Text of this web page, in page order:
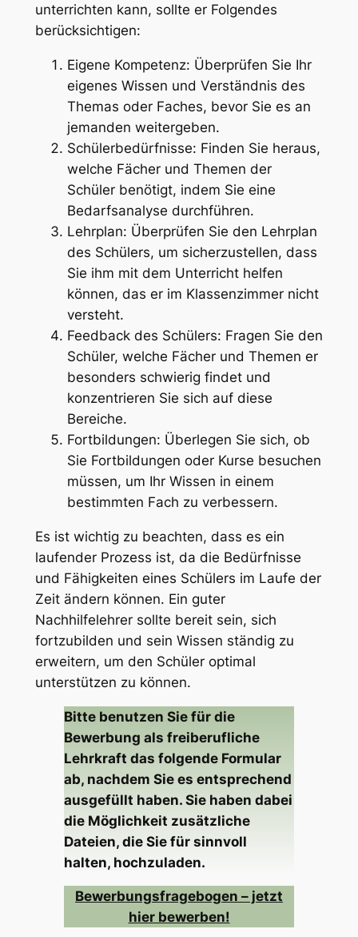
unterrichten kann, sollte er Folgendes
berücksichtigen:
Eigene Kompetenz: Überprüfen Sie Ihr
eigenes Wissen und Verständnis des
Themas oder Faches, bevor Sie es an
jemanden weitergeben.
Schülerbedürfnisse: Finden Sie heraus,
welche Fächer und Themen der
Schüler benötigt, indem Sie eine
Bedarfsanalyse durchführen.
Lehrplan: Überprüfen Sie den Lehrplan
des Schülers, um sicherzustellen, dass
Sie ihm mit dem Unterricht helfen
können, das er im Klassenzimmer nicht
versteht.
Feedback des Schülers: Fragen Sie den
Schüler, welche Fächer und Themen er
besonders schwierig findet und
konzentrieren Sie sich auf diese
Bereiche.
Fortbildungen: Überlegen Sie sich, ob
Sie Fortbildungen oder Kurse besuchen
müssen, um Ihr Wissen in einem
bestimmten Fach zu verbessern.
Es ist wichtig zu beachten, dass es ein
laufender Prozess ist, da die Bedürfnisse
und Fähigkeiten eines Schülers im Laufe der
Zeit ändern können. Ein guter
Nachhilfelehrer sollte bereit sein, sich
fortzubilden und sein Wissen ständig zu
erweitern, um den Schüler optimal
unterstützen zu können.
Bitte benutzen Sie für die
Bewerbung als freiberufliche
Lehrkraft das folgende Formular
ab, nachdem Sie es entsprechend
ausgefüllt haben. Sie haben dabei
die Möglichkeit zusätzliche
Dateien, die Sie für sinnvoll
halten, hochzuladen.
Bewerbungsfragebogen – jetzt
hier bewerben!